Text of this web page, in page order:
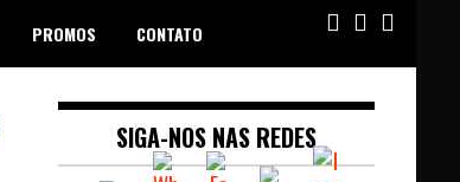
PROMOS CONTATO
SIGA-NOS NAS REDES